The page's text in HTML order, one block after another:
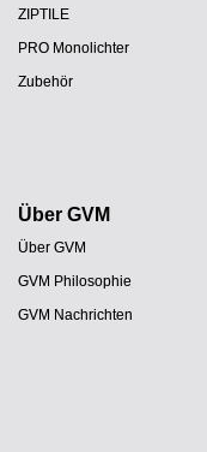
ZIPTILE
PRO Monolichter
Zubehör
Über GVM
Über GVM
GVM Philosophie
GVM Nachrichten